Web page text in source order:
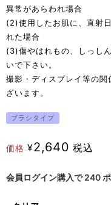
異常があらわれ場合
(2)使用したお肌に、直射
れた場合
(3)傷やはれもの、しっし
いで下さい。
撮影・ディスプレイ等の
ざいます。
ブラシタイプ
価格 ¥2,640 税込
会員ログイン購入で 240